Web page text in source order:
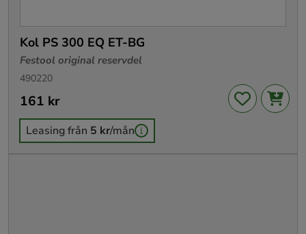
Kol PS 300 EQ ET-BG
Festool original reservdel
490220
Pris: 161 kr
161 kr
Leasing från 5 kr/mån